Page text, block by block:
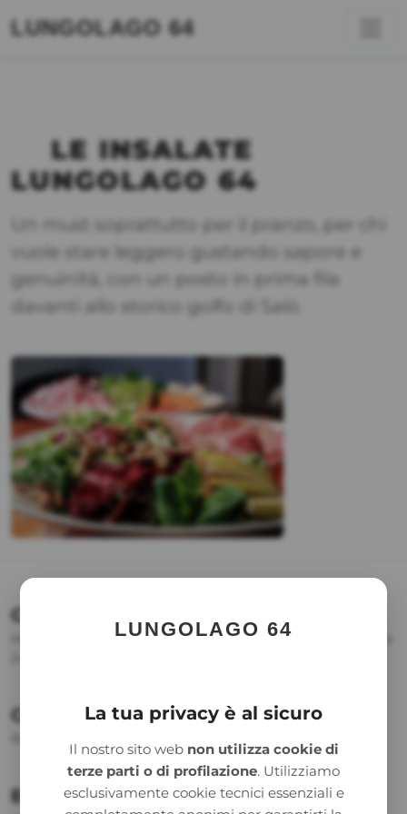
LUNGOLAGO 64
LE INSALATE
LUNGOLAGO 64
Un must soprattutto per il pranzo, per chi
vuole stare leggero gustando sapore e
genuinità, con un posto in prima fila
davanti allo storico golfo di Salò.
CAPRESE
Mozzarella di Bufala - insalata - pomodorini freschi - basilico
CLASSICA Punta d’anca Valtellina IGP
ESTIVA
LUNGOLAGO 64
La tua privacy è al sicuro
Il nostro sito web non utilizza cookie di
terze parti o di profilazione. Utilizziamo
esclusivamente cookie tecnici essenziali e